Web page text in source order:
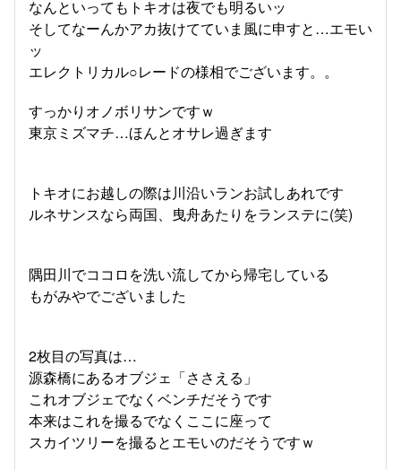
なんといってもトキオは夜でも明るいッ
そしてなーんかアカ抜けてていま風に申すと…エモい
ッ
エレクトリカル○レードの様相でございます。。
すっかりオノボリサンですｗ
東京ミズマチ…ほんとオサレ過ぎます
トキオにお越しの際は川沿いランお試しあれです
ルネサンスなら両国、曳舟あたりをランステに(笑)
隅田川でココロを洗い流してから帰宅している
もがみやでございました
2枚目の写真は…
源森橋にあるオブジェ「ささえる」
これオブジェでなくベンチだそうです
本来はこれを撮るでなくここに座って
スカイツリーを撮るとエモいのだそうですｗ